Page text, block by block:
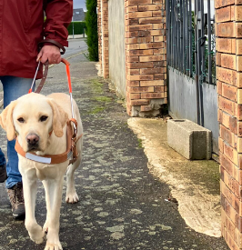
Tout savoir
Irremplaçables, la série
Nous contacter